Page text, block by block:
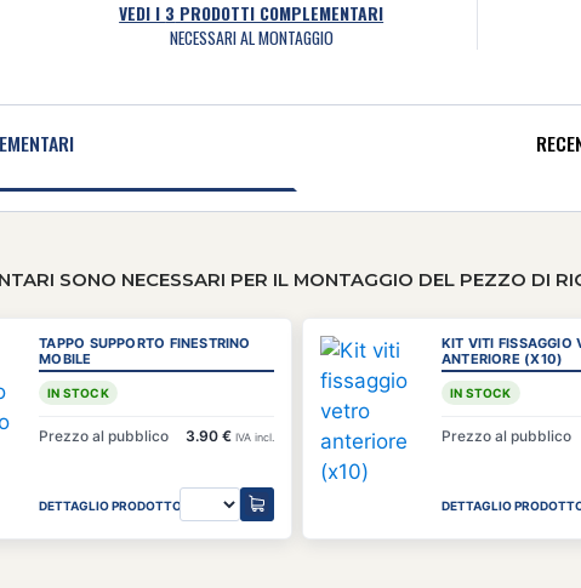
VEDI I 3 PRODOTTI COMPLEMENTARI
NECESSARI AL MONTAGGIO
SONO NECESSARI PER IL MONTAGGIO DEL PEZZO DI
TAPPO SUPPORTO FINESTRINO
MOBILE
IN STOCK
Prezzo al pubblico 3.90 € IVA incl.
DETTAGLIO PRODOTTO
KIT VITI FISSAGGIO
ANTERIORE (X10)
IN STOCK
Prezzo al pubblico
DETTAGLIO PRODOTTO